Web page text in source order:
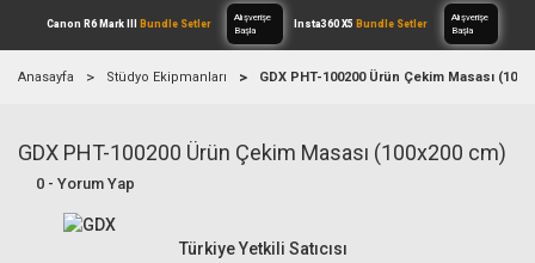
Canon R6 Mark III Bundle Setler
Alışverişe
Anasayfa Stüdyo Ekipmanları GDX PHT-100200 Ürün Çekim Masası
GDX PHT-100200 Ürün Çekim Masası (100x200 cm)
0 - Yorum Yap
Türkiye Yetkili Satıcısı